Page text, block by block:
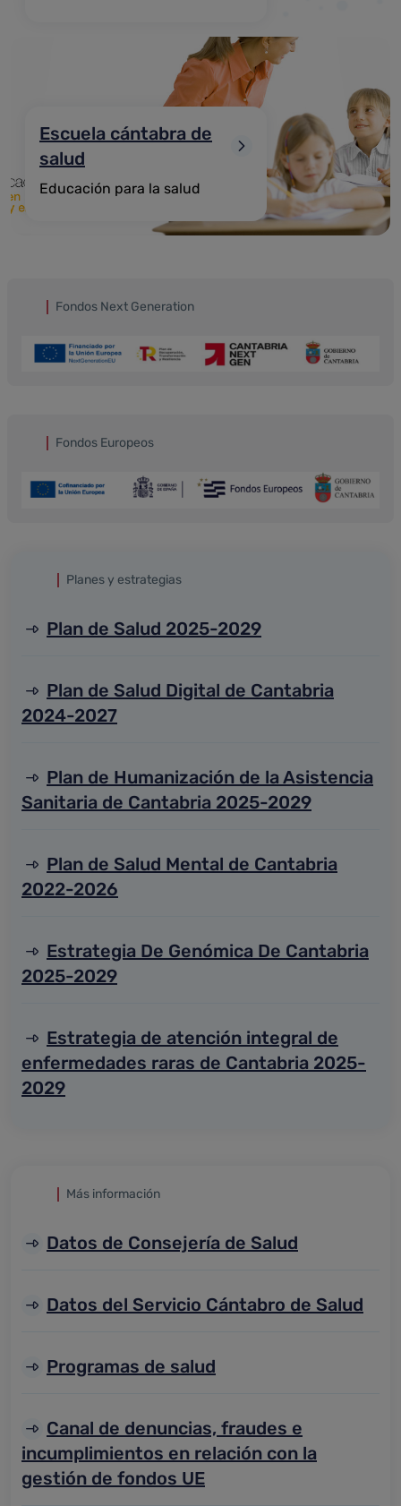
Escuela cántabra de
salud
Educación para la salud
Fondos Next Generation
Fondos Europeos
Planes y estrategias
Plan de Salud 2025-2029
Plan de Salud Digital de Cantabria
2024-2027
Plan de Humanización de la Asistencia
Sanitaria de Cantabria 2025-2029
Plan de Salud Mental de Cantabria
2022-2026
Estrategia De Genómica De Cantabria
2025-2029
Estrategia de atención integral de
enfermedades raras de Cantabria 2025-
2029
Más información
Datos de Consejería de Salud
Datos del Servicio Cántabro de Salud
Programas de salud
Canal de denuncias, fraudes e
incumplimientos en relación con la
gestión de fondos UE